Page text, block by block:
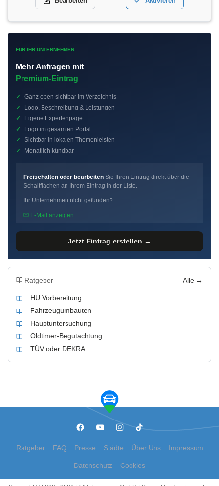
FÜR IHR UNTERNEHMEN
Mehr Anfragen mit
Premium-Eintrag
✓
Ganz oben sichtbar im Verzeichnis
✓
Logo, Beschreibung & Leistungen
✓
Eigene Expertenpage
✓
Logo im gesamten Portal
✓
Sichtbar in lokalen Themenleisten
✓
Monatlich kündbar
Freischalten oder bearbeiten Sie Ihren Eintrag direkt über die
Schaltflächen an Ihrem Eintrag in der Liste.
Ihr Unternehmen nicht gefunden?
E-Mail anzeigen
Jetzt Eintrag erstellen →
Ratgeber Alle →
HU Vorbereitung
Fahrzeugumbauten
Hauptuntersuchung
Oldtimer-Begutachtung
TÜV oder DEKRA
Ratgeber FAQ Presse Städte Über Uns Impressum
Datenschutz Cookies